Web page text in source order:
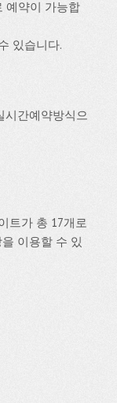
예약이 가능합
있습니다.
시간예약방식으
트가 총 17개로
이용할 수 있